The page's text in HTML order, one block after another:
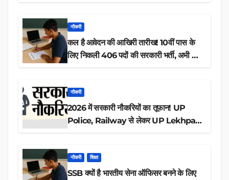
नौकरी
कल है आवेदन की आखिरी तारीख! 10वीं पास के
लिए निकली 406 पदों की सरकारी भर्ती, अभी करें
नौकरी
2026 में सरकारी नौकरियों का तूफान! UP
Police, Railway से लेकर UP Lekhpal
नौकरी शिक्षा
SSB क्यों है भारतीय सेना ऑफिसर बनने के लिए